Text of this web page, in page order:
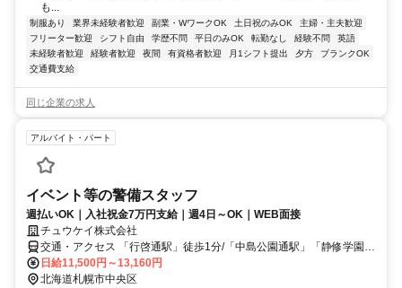
も...
制服あり 業界未経験者歓迎 副業・WワークOK 土日祝のみOK
主婦・主夫歓迎
フリーター歓迎
シフト自由 学歴不問 平日のみOK 転勤なし 経験不問
英語
未経験者歓迎
経験者歓迎 夜間 有資格者歓迎 月1シフト提出 夕方
ブランクOK
交通費支給
同じ企業の求人
アルバイト・パート
イベント等の警備スタッフ
週払いOK｜入社祝金7万円支給｜週4日～OK｜WEB面接
チュウケイ株式会社
交通・アクセス 「行啓通駅」徒歩1分/「中島公園通駅」「静修学園前
駅」徒歩6分
日給11,500円～13,160円
北海道札幌市中央区